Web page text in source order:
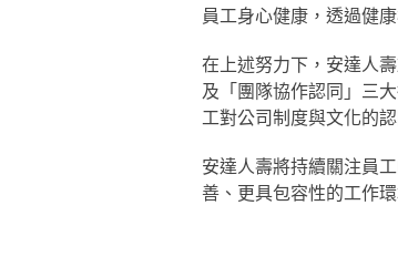
員工身心健康，透過健
在上述努力下，安達人
及「團隊協作認同」三
工對公司制度與文化的
安達人壽將持續關注員
善、更具包容性的工作